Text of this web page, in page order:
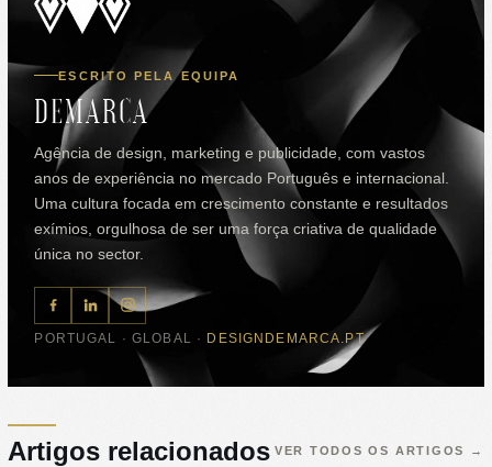
ESCRITO PELA EQUIPA
DEMARCA
Agência de design, marketing e publicidade, com vastos
anos de experiência no mercado Português e internacional.
Uma cultura focada em crescimento constante e resultados
exímios, orgulhosa de ser uma força criativa de qualidade
única no sector.
PORTUGAL · GLOBAL · DESIGNDEMARCA.PT
Artigos relacionados VER TODOS OS ARTIGOS →